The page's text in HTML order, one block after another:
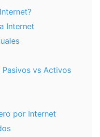
Internet
vs Activos
por Internet